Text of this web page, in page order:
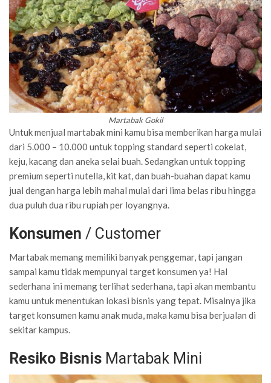
Martabak Gokil
Untuk menjual martabak mini kamu bisa memberikan harga mulai
dari 5.000 – 10.000 untuk topping standard seperti cokelat,
keju, kacang dan aneka selai buah. Sedangkan untuk topping
premium seperti nutella, kit kat, dan buah-buahan dapat kamu
jual dengan harga lebih mahal mulai dari lima belas ribu hingga
dua puluh dua ribu rupiah per loyangnya.
Konsumen / Customer
Martabak memang memiliki banyak penggemar, tapi jangan
sampai kamu tidak mempunyai target konsumen ya! Hal
sederhana ini memang terlihat sederhana, tapi akan membantu
kamu untuk menentukan lokasi bisnis yang tepat. Misalnya jika
target konsumen kamu anak muda, maka kamu bisa berjualan di
sekitar kampus.
Resiko Bisnis Martabak Mini